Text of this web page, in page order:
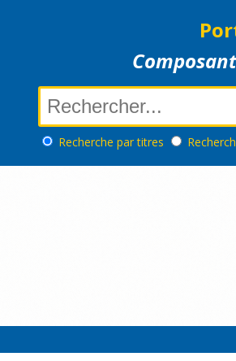
Recherche par titres